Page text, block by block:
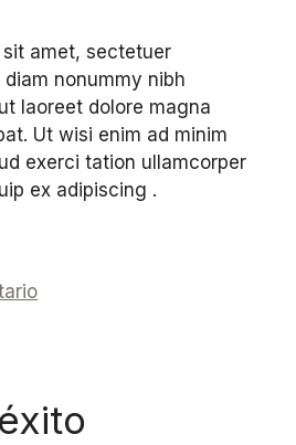
sit amet, sectetuer
nonummy nibh
laoreet dolore magna
Ut wisi enim ad minim
exerci tation ullamcorper
ex adipiscing .